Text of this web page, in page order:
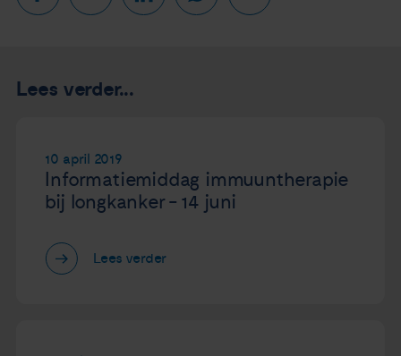
Lees verder...
10 april 2019
Informatiemiddag immuuntherapie
bij longkanker - 14 juni
Lees verder